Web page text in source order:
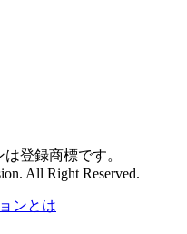
登録商標です。
All Right Reserved.
ンとは